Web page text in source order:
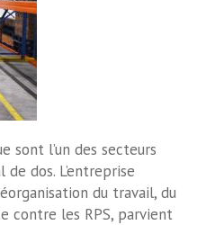
sont l’un des secteurs
dos. L’entreprise
du travail, du
contre les RPS, parvient